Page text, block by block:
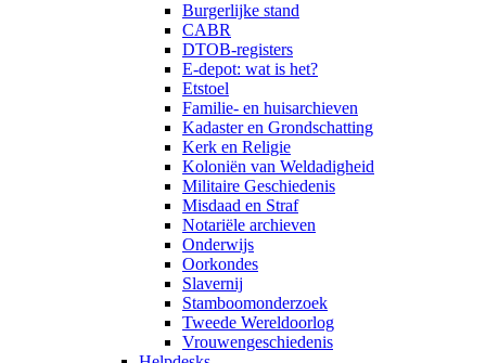
Burgerlijke stand
CABR
DTOB-registers
E-depot: wat is het?
Etstoel
Familie- en huisarchieven
Kadaster en Grondschatting
Kerk en Religie
Koloniën van Weldadigheid
Militaire Geschiedenis
Misdaad en Straf
Notariële archieven
Onderwijs
Oorkondes
Slavernij
Stamboomonderzoek
Tweede Wereldoorlog
Vrouwengeschiedenis